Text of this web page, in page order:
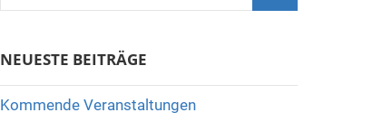
NEUESTE BEITRÄGE
Kommende Veranstaltungen